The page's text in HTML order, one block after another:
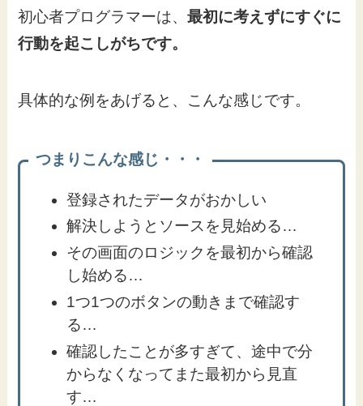
初心者プログラマーは、最初に考えずにすぐに
行動を起こしがちです。
具体的な例をあげると、こんな感じです。
つまりこんな感じ・・・
登録されたデータがおかしい
解決しようとソースを見始める…
その画面のロジックを最初から確認
し始める…
1つ1つのボタンの動きまで確認す
る…
確認したことが多すぎて、途中で分
からなくなってまた最初から見直
す…